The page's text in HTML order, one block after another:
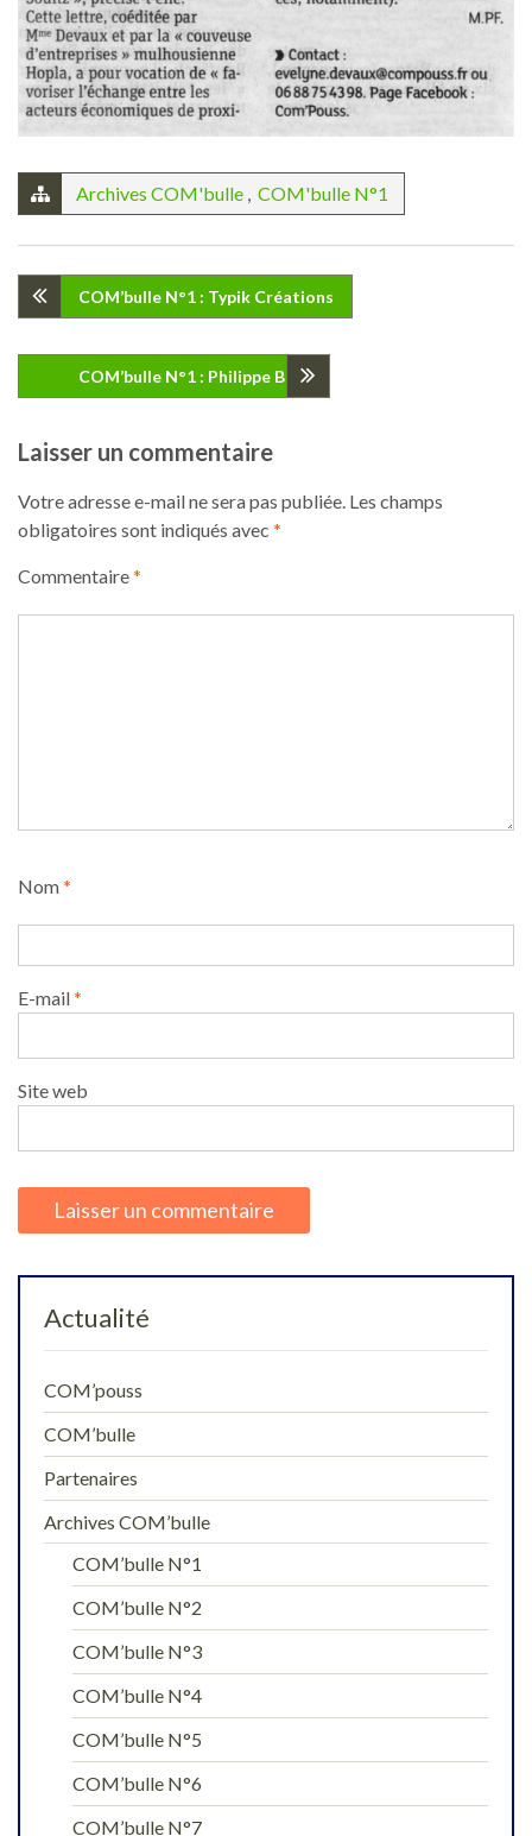
Archives COM'bulle COM'bulle N°1
Navigation
de
l’article
COM’bulle N°1 : Typik Créations
COM’bulle N°1 : Philippe Brun
Laisser un commentaire
Votre adresse e-mail ne sera pas publiée. Les champs
obligatoires sont indiqués avec *
Commentaire*
Nom*
E-mail*
Site web
Actualité
COM’pouss
COM’bulle
Partenaires
Archives COM’bulle
COM’bulle N°1
COM’bulle N°2
COM’bulle N°3
COM’bulle N°4
COM’bulle N°5
COM’bulle N°6
COM’bulle N°7